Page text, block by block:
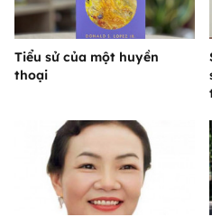
Tiểu sử của một huyền
thoại